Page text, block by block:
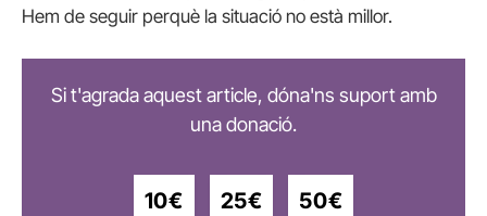
Hem de seguir perquè la situació no està millor.
Si t'agrada aquest article, dóna'ns suport amb
una donació.
10€ 25€ 50€